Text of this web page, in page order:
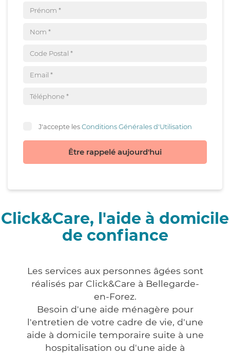
J'accepte lesConditions Générales d'Utilisation
Être rappelé aujourd'hui
Click&Care, l'aide à domicile
de confiance
Les services aux personnes âgées sont
réalisés par Click&Care à Bellegarde-
en-Forez.
Besoin d'une aide ménagère pour
l'entretien de votre cadre de vie, d'une
aide à domicile temporaire suite à une
hospitalisation ou d'une aide à